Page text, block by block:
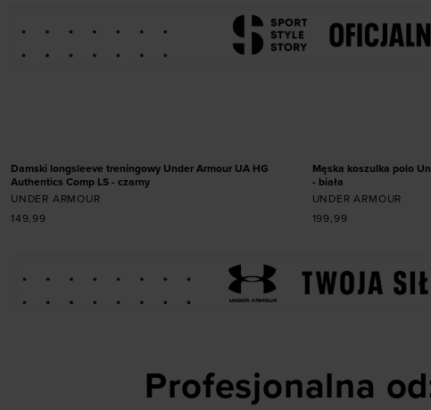
Damski longsleeve treningowy Under Armour UA HG
Authentics Comp LS - czarny
UNDER ARMOUR
149,99
Dodaj
Męska koszulka polo
- biała
UNDER ARMOUR
199,99
Profesjonalna